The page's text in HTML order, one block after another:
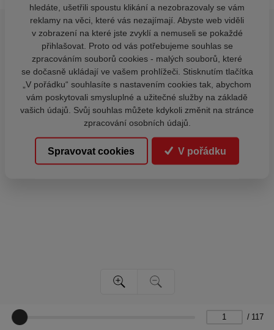
/ 117
hledáte, ušetřili spoustu klikání a nezobrazovaly se vám
reklamy na věci, které vás nezajímají. Abyste web viděli
v zobrazení na které jste zvyklí a nemuseli se pokaždé
přihlašovat. Proto od vás potřebujeme souhlas se
zpracováním souborů cookies - malých souborů, které
se dočasně ukládají ve vašem prohlížeči. Stisknutím tlačítka
„V pořádku“ souhlasíte s nastavením cookies tak, abychom
vám poskytovali smysluplné a užitečné služby na základě
vašich údajů. Svůj souhlas můžete kdykoli změnit na stránce
zpracování osobních údajů.
Spravovat cookies V pořádku